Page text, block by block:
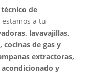
de
estamos a tu
lavavajillas,
de gas y
extractoras,
y